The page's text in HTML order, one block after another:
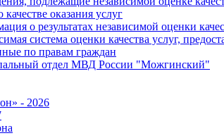
оказания услуг
о результатах независимой оценки
система оценки качества услуг,
по правам граждан
отдел МВД России "Можгинский"
- 2026